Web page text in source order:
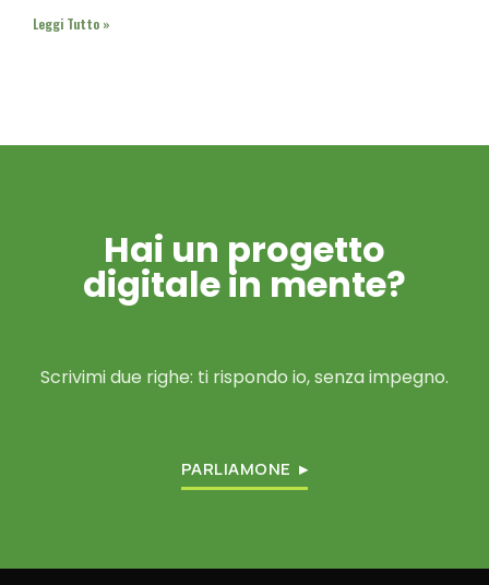
Leggi Tutto »
Hai un progetto
digitale in mente?
Scrivimi due righe: ti rispondo io, senza impegno.
PARLIAMONE ▸